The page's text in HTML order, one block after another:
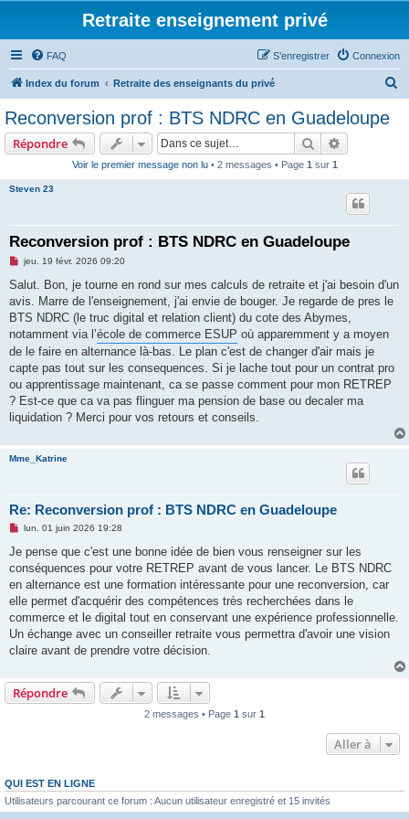
Retraite enseignement privé
FAQ Connexion
S’enregistrer
Index du forum Retraite des enseignants du privé
Reconversion prof : BTS NDRC en Guadeloupe
Répondre Rechercher
Voir le premier message non lu• 2 messages • Page 1 sur 1
Steven 23
Reconversion prof : BTS NDRC en Guadeloupe
M
s
a
g
n
o
n
l
u
jeu. 19 févr. 2026 09:20
Salut. Bon, je tourne en rond sur mes calculs de retraite et j'ai besoin d'un
avis. Marre de l'enseignement, j'ai envie de bouger. Je regarde de pres le
BTS NDRC (le truc digital et relation client) du cote des Abymes,
notamment via l’école de commerce ESUP où apparemment y a moyen
de le faire en alternance là-bas. Le plan c'est de changer d'air mais je
capte pas tout sur les consequences. Si je lache tout pour un contrat pro
ou apprentissage maintenant, ca se passe comment pour mon RETREP
? Est-ce que ca va pas flinguer ma pension de base ou decaler ma
liquidation ? Merci pour vos retours et conseils.
Mme_Katrine
Re: Reconversion prof : BTS NDRC en Guadeloupe
M
s
a
g
n
o
l
u
lun. 01 juin 2026 19:28
Je pense que c'est une bonne idée de bien vous renseigner sur les
conséquences pour votre RETREP avant de vous lancer. Le BTS NDRC
en alternance est une formation intéressante pour une reconversion, car
elle permet d'acquérir des compétences très recherchées dans le
commerce et le digital tout en conservant une expérience professionnelle.
Un échange avec un conseiller retraite vous permettra d'avoir une vision
claire avant de prendre votre décision.
Répondre
2 messages • Page 1 sur 1
Aller à
QUI EST EN LIGNE
Utilisateurs parcourant ce forum : Aucun utilisateur enregistré et 15 invités